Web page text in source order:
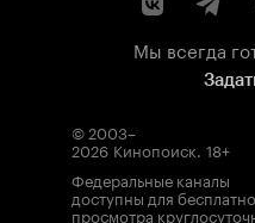
Мы всегда
© 2003–
2026 Кинопоиск. 18+
Федеральные каналы
доступны для
просмотра